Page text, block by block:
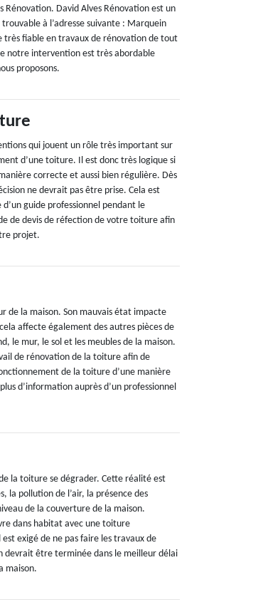
David Alves Rénovation est un
à l’adresse suivante : Marquein
très fiable en travaux de rénovation de tout
notre intervention est très abordable
proposons.
qui jouent un rôle très important sur
d’une toiture. Il est donc très logique si
correcte et aussi bien régulière. Dès
ne devrait pas être prise. Cela est
guide professionnel pendant le
de devis de réfection de votre toiture afin
projet.
de la maison. Son mauvais état impacte
affecte également des autres pièces de
le mur, le sol et les meubles de la maison.
de rénovation de la toiture afin de
de la toiture d’une manière
d’information auprès d’un professionnel
la toiture se dégrader. Cette réalité est
la pollution de l’air, la présence des
de la couverture de la maison.
dans habitat avec une toiture
exigé de ne pas faire les travaux de
être terminée dans le meilleur délai
maison.